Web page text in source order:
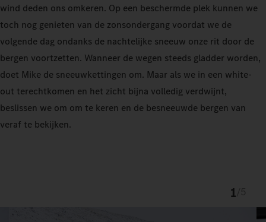
wind deden ons omkeren. Op een beschermde plek kunnen we
toch nog genieten van de zonsondergang voordat we de
volgende dag ondanks de nachtelijke sneeuw onze rit door de
bergen voortzetten. Wanneer de wegen steeds gladder worden,
doet Mike de sneeuwkettingen om. Maar als we in een white-
out terechtkomen en het zicht bijna volledig verdwijnt,
beslissen we om om te keren en de besneeuwde bergen van
veraf te bekijken.
1